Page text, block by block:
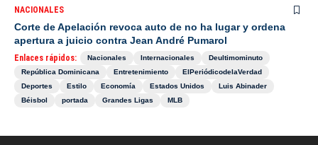
NACIONALES
Corte de Apelación revoca auto de no ha lugar y ordena
apertura a juicio contra Jean André Pumarol
Enlaces rápidos: Nacionales Internacionales
Deultimominuto
República Dominicana
Entretenimiento
ElPeriódicodelaVerdad
Deportes
Estilo Economía Estados Unidos
Luis Abinader
Béisbol
portada Grandes Ligas MLB